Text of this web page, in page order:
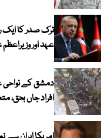
ترک صدر کا ایک
عہد اور
افراد جاں بحق،